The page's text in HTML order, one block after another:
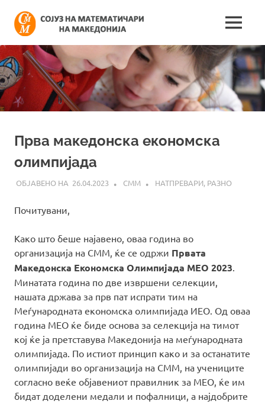
content
на
на
Македонија
информации
поврзани
со
работата
на
MENU
Прва македонска економска
олимпијада
26.04.2023 СММ НАТПРЕВАРИ, РАЗНО
Почитувани,
Како што беше најавено, оваа година во
организација на СММ, ќе се одржи Првата
Македонска Економска Олимпијада МЕО 2023
Минатата година по две извршени селекции,
нашата држава за прв пат испрати тим на
Меѓународната економска олимпијада ИЕО. Од оваа
година МЕО ќе биде основа за селекција на тимот
кој ќе ја претставува Македонија на меѓународната
олимпијада. По истиот принцип како и за останатите
олимпијади во организација на СММ, на учениците
согласно веќе објавениот правилник за МЕО, ќе им
бидат доделени медали и пофалници, а најдобрите